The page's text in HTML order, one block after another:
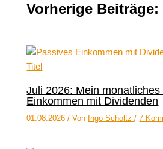
Vorherige Beiträge:
Juli 2026: Mein
Einkommen mit Dividenden
01.08.2026/ Von Ingo Scholtz/7